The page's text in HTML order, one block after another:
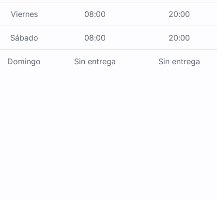
Viernes 08:00 20:00
Sábado 08:00 20:00
Domingo Sin entrega Sin entrega